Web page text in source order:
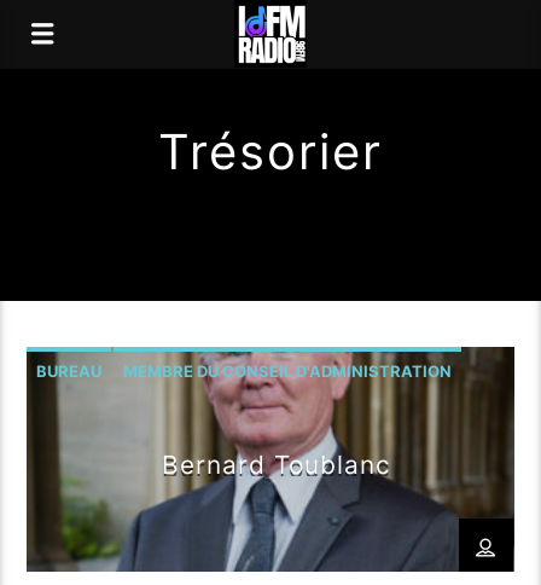
Trésorier
BUREAU MEMBRE DU CONSEIL D'ADMINISTRATION
Bernard Toublanc